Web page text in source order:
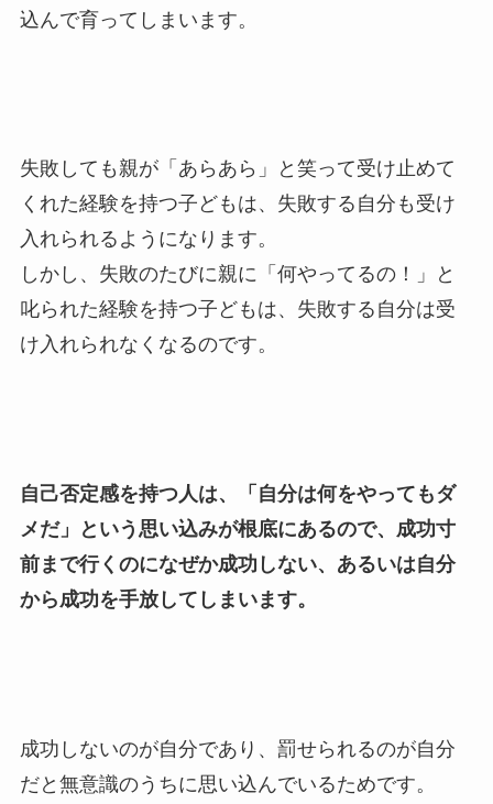
込んで育ってしまいます。
失敗しても親が「あらあら」と笑って受け止めて
くれた経験を持つ子どもは、失敗する自分も受け
入れられるようになります。
しかし、失敗のたびに親に「何やってるの！」と
叱られた経験を持つ子どもは、失敗する自分は受
け入れられなくなるのです。
自己否定感を持つ人は、「自分は何をやってもダ
メだ」という思い込みが根底にあるので、成功寸
前まで行くのになぜか成功しない、あるいは自分
から成功を手放してしまいます。
成功しないのが自分であり、罰せられるのが自分
だと無意識のうちに思い込んでいるためです。